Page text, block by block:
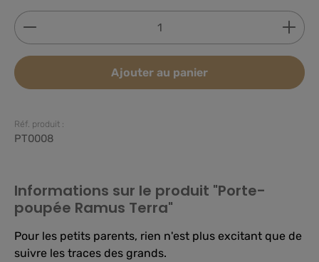
Quantité de produit : Entrez la quantité
Ajouter au panier
Réf. produit :
PT0008
Informations sur le produit "Porte-
poupée Ramus Terra"
Pour les petits parents, rien n'est plus excitant que de
suivre les traces des grands.